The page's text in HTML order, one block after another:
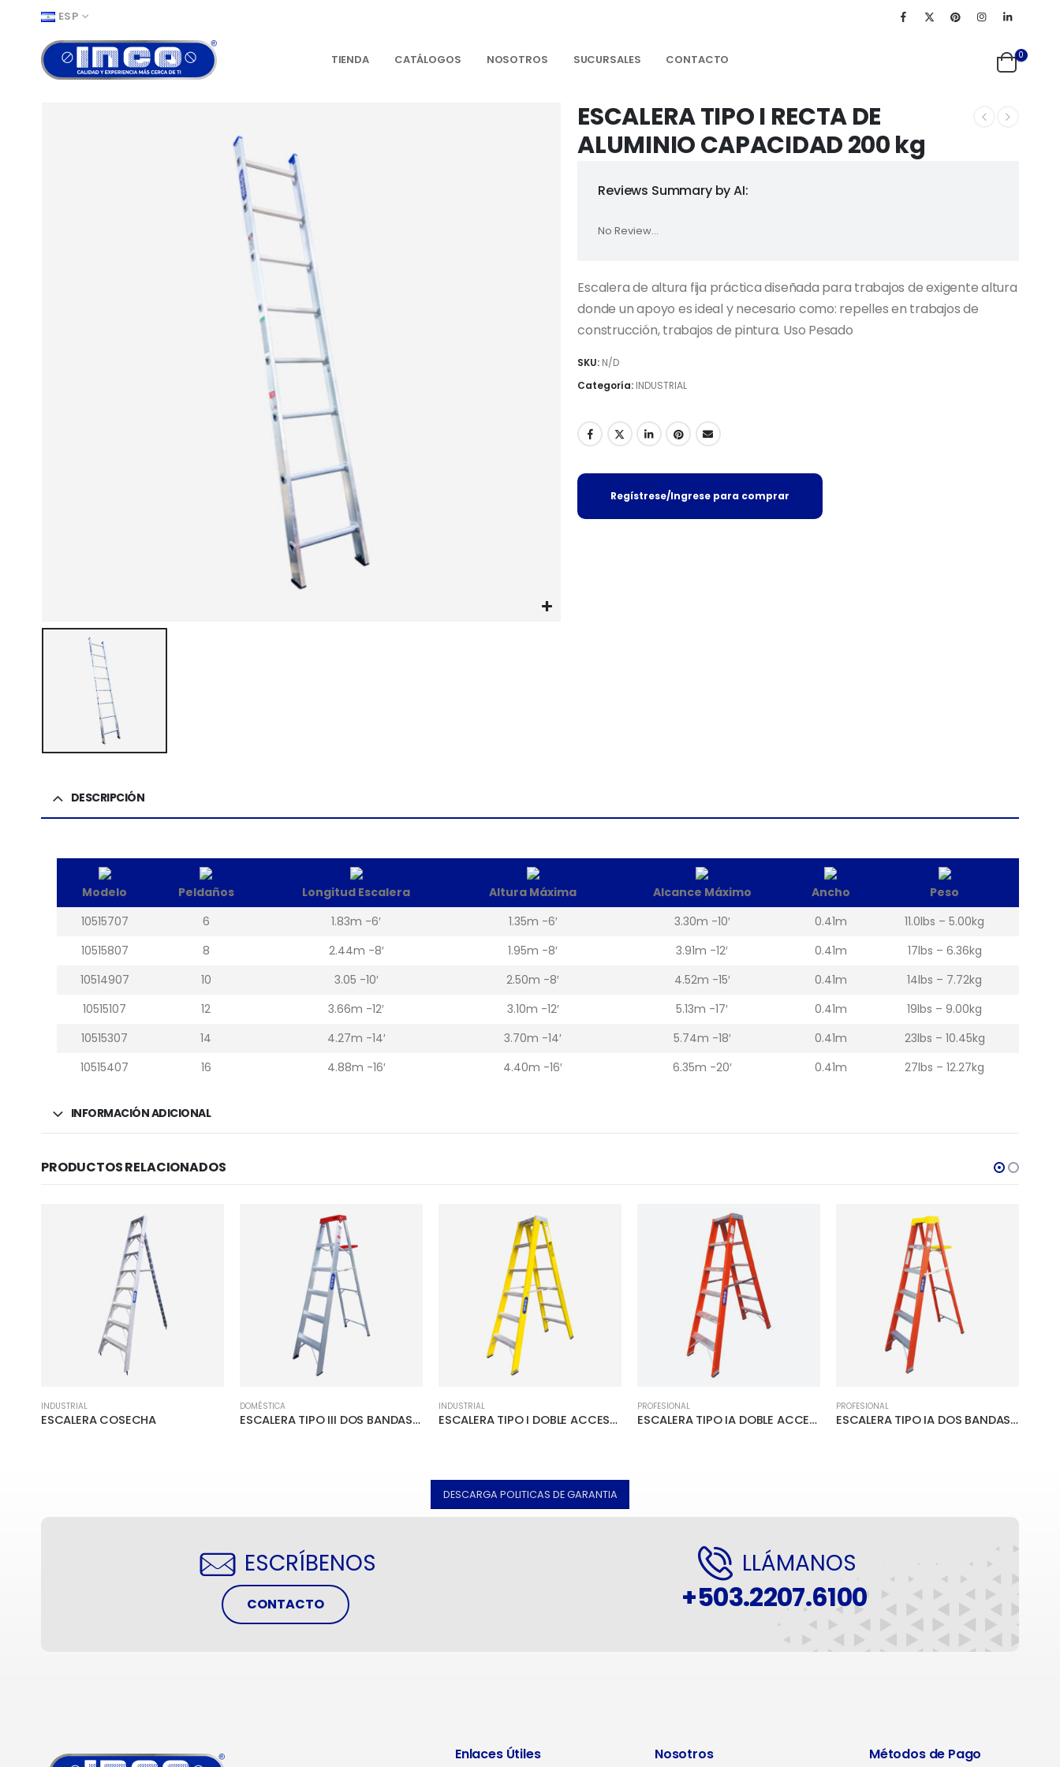
ESP
TIENDA CATÁLOGOS NOSOTROS SUCURSALES CONTACTO 0
ESCALERA TIPO I RECTA DE
ALUMINIO CAPACIDAD 200 kg
Reviews Summary by AI:
No Review...
Escalera de altura fija práctica diseñada para trabajos de exigente altura
donde un apoyo es ideal y necesario como: repelles en trabajos de
construcción, trabajos de pintura. Uso Pesado
SKU: N/D
Categoría: INDUSTRIAL
Regístrese/Ingrese para comprar
DESCRIPCIÓN
Modelo Peldaños Longitud Escalera Altura Máxima Alcance Máximo Ancho
Peso
10515707
6 1.83m -6′ 1.35m -6′ 3.30m -10′ 0.41m
11.0lbs – 5.00kg
10515807
8 2.44m -8′ 1.95m -8′ 3.91m -12′ 0.41m
17lbs – 6.36kg
10514907
10 3.05 -10′ 2.50m -8′ 4.52m -15′ 0.41m
14lbs – 7.72kg
10515107
12 3.66m -12′ 3.10m -12′ 5.13m -17′ 0.41m
19lbs – 9.00kg
10515307
14 4.27m -14′ 3.70m -14′ 5.74m -18′ 0.41m
23lbs – 10.45kg
10515407
16 4.88m -16′ 4.40m -16′ 6.35m -20′ 0.41m 27lbs – 12.27kg
INFORMACIÓN ADICIONAL
PRODUCTOS RELACIONADOS
INDUSTRIAL
ESCALERA COSECHA
DOMÉSTICA
ESCALERA TIPO III DOS BANDAS DE ALUMINIO
INDUSTRIAL
ESCALERA TIPO I DOBLE ACCESO FIBRA DE VIDRIO CAPACIDAD 200 kg
PROFESIONAL
ESCALERA TIPO IA DOBLE ACCESO FIBRA DE VIDRIO CAPACIDAD 225 kg
PROFESIONAL
ESCALERA TIPO IA DOS BANDAS DE FIBRA DE VIDRIO CAPACIDAD 225 kg
DESCARGA POLITICAS DE GARANTIA
ESCRÍBENOS
CONTACTO
LLÁMANOS
+503.2207.6100
Enlaces Útiles Nosotros Métodos de Pago